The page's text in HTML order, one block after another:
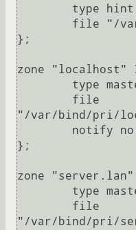
};
zone "localhost"
"/var/bind/pri/
};
zone
"/var/bind/pri/